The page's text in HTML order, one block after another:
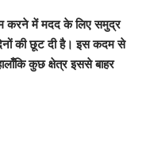
करने में मदद के लिए समुद्र
की छूट दी है। इस कदम से
कुछ क्षेत्र इससे बाहर